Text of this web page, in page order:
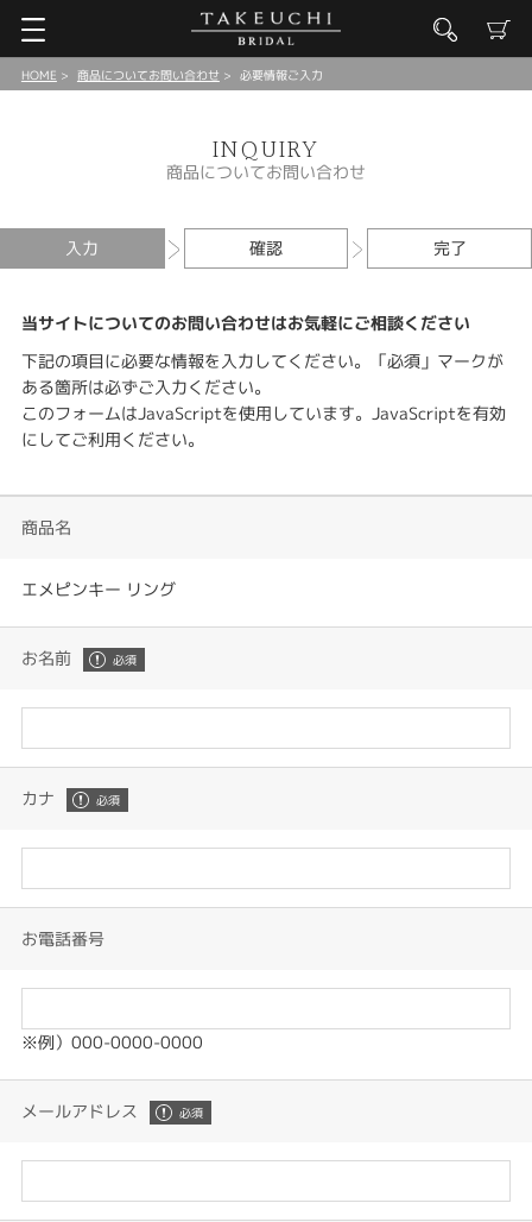
HOME 商品についてお問い合わせ 必要情報ご入力
INQUIRY
商品についてお問い合わせ
入力 確認 完了
当サイトについてのお問い合わせはお気軽にご相談ください
下記の項目に必要な情報を入力してください。「必須」マークが
ある箇所は必ずご入力ください。
このフォームはJavaScriptを使用しています。JavaScriptを有効
にしてご利用ください。
商品名
エメピンキー リング
お名前
カナ
お電話番号
※例）000-0000-0000
メールアドレス